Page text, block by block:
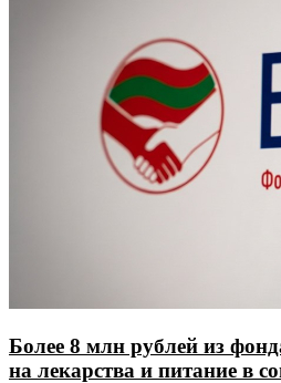
Более 8 млн рублей из
на лекарства и питание в